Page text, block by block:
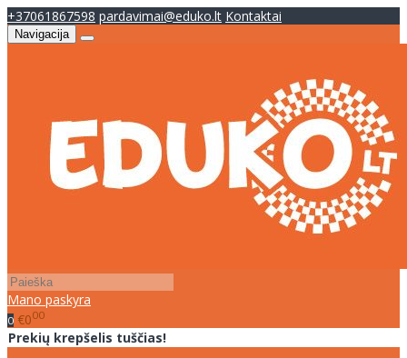
+37061867598 pardavimai@eduko.lt Kontaktai
Navigacija
Mano paskyra
0 €000
Prekių krepšelis tuščias!